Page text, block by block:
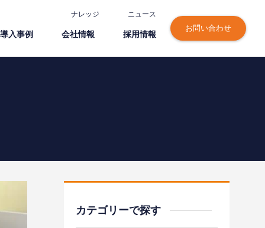
ナレッジ ニュース
導⼊事例 会社情報 採⽤情報
お問い合わせ
カテゴリーで探す